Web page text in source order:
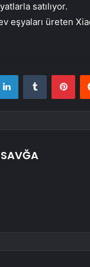
satılıyor.
eşyaları üreten
LinkedInTumblr